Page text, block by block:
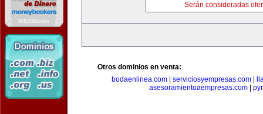
Serán consideradas
Otros dominios en venta:
bodaenlinea.com| serviciosyempresas.com|
asesoramientoaempresas.com|